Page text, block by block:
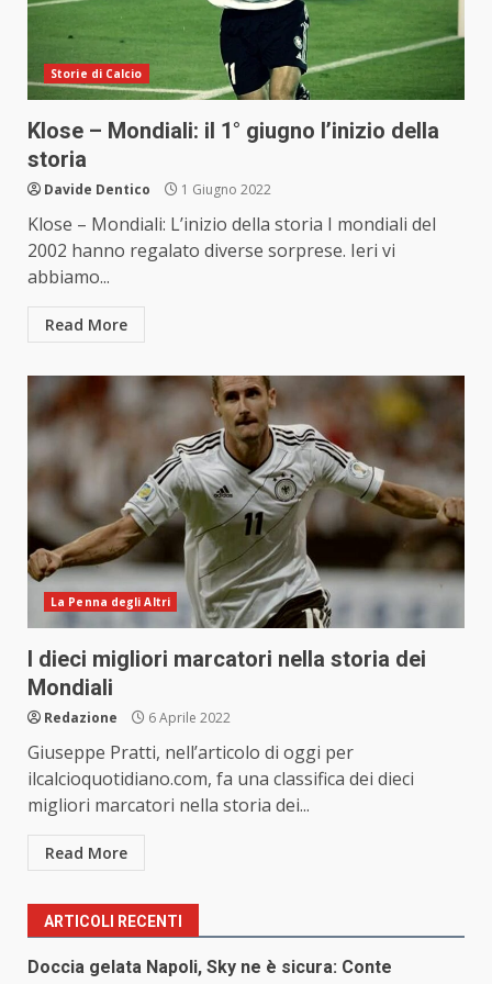
Storie di Calcio
Klose – Mondiali: il 1° giugno l’inizio della
storia
Davide Dentico 1 Giugno 2022
Klose – Mondiali: L’inizio della storia I mondiali del
2002 hanno regalato diverse sorprese. Ieri vi
abbiamo...
Read More
La Penna degli Altri
I dieci migliori marcatori nella storia dei
Mondiali
Redazione 6 Aprile 2022
Giuseppe Pratti, nell’articolo di oggi per
ilcalcioquotidiano.com, fa una classifica dei dieci
migliori marcatori nella storia dei...
Read More
ARTICOLI RECENTI
Doccia gelata Napoli, Sky ne è sicura: Conte